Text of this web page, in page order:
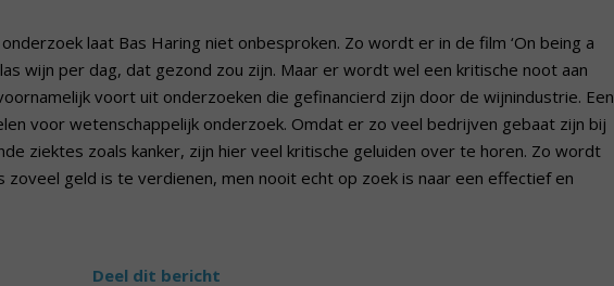
laat Bas Haring niet onbesproken. Zo wordt er in de film ‘On being a
wijn per dag, dat gezond zou zijn. Maar er wordt wel een kritische noot aan
voort uit onderzoeken die gefinancierd zijn door de wijnindustrie. Een
voor wetenschappelijk onderzoek. Omdat er zo veel bedrijven gebaat zijn bij
ziektes zoals kanker, zijn hier veel kritische geluiden over te horen. Zo wordt
geld is te verdienen, men nooit echt op zoek is naar een effectief en
Deel dit bericht